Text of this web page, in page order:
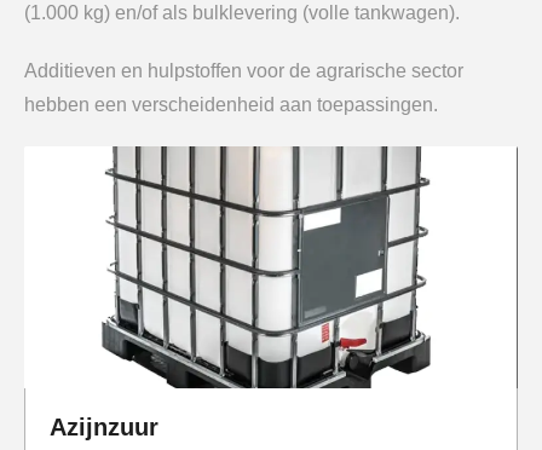
(1.000 kg) en/of als bulklevering (volle tankwagen).
Additieven en hulpstoffen voor de agrarische sector
hebben een verscheidenheid aan toepassingen.
Azijnzuur